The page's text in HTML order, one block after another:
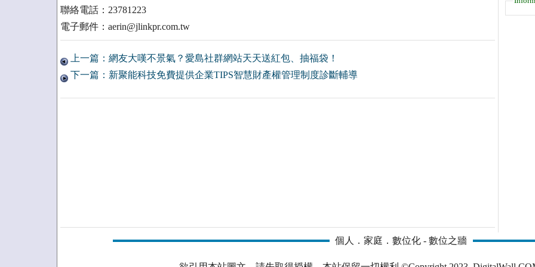
聯絡電話：23781223
電子郵件：aerin@jlinkpr.com.tw
上一篇：網友大嘆不景氣？愛島社群網站天天送紅包、抽福袋！
下一篇：新聚能科技免費提供企業TIPS智慧財產權管理制度診斷輔導
個人．家庭．數位化 - 數位之牆